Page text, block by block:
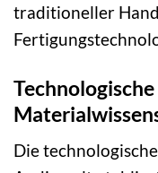
traditioneller
Die